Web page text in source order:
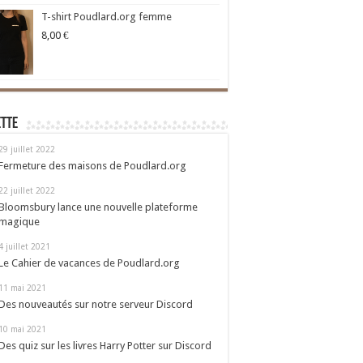
T-shirt Poudlard.org femme
8,00 €
juillet 2022
des maisons de Poudlard.org
juillet 2022
lance une nouvelle plateforme
juillet 2021
Cahier de vacances de Poudlard.org
mai 2021
nouveautés sur notre serveur Discord
mai 2021
quiz sur les livres Harry Potter sur Discord